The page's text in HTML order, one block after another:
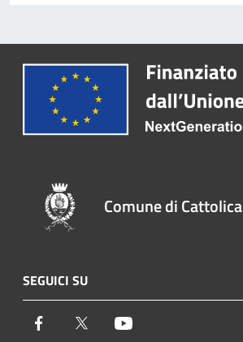
Comune di Cattolica
SEGUICI SU
Facebook Twitter